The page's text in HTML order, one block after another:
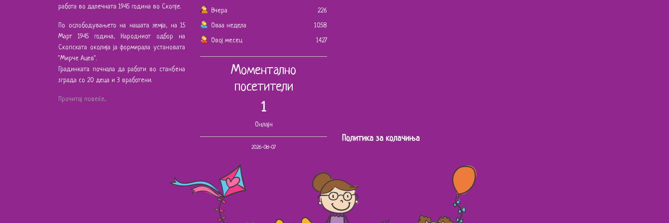
работа во далечната 1945 година во Скопје.
По ослободувањето на нашата земја, на 15
Март 1945 година, Народниот одбор на
Скопската околија ја формирала установата
"Мирче Ацев".
Градинката почнала да работи во станбена
зграда со 20 деца и 3 вработени.
Прочитај повеќе...
Вчера
226
Оваа недела
1058
Овој месец
1427
Моментално
посетители
1
Онлајн
2026-08-07
Политика за колачиња